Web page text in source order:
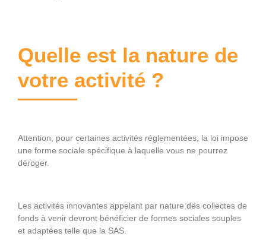
Quelle est la nature de
votre activité ?
Attention, pour certaines activités réglementées, la loi impose
une forme sociale spécifique à laquelle vous ne pourrez
déroger.
Les activités innovantes appelant par nature des collectes de
fonds à venir devront bénéficier de formes sociales souples
et adaptées telle que la SAS.